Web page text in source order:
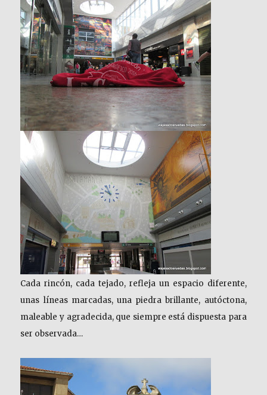
Cada rincón, cada tejado, refleja un espacio diferente,
unas líneas marcadas, una piedra brillante, autóctona,
maleable y agradecida, que siempre está dispuesta para
ser observada…